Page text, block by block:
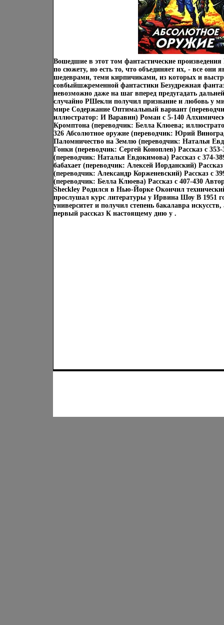
Вошедшие в этот том фантастические
по сюжету, но есть то, что объединяет их, - все они
шедеврами, теми кирпичиками, из которых и
совбыйшжременной фантастики Безудрежная
невозможно даже на шаг вперед предугадать
случайно РШекли получил признание и любовь у
мире Содержание Оптимальный вариант
иллюстратор: И Варавин) Роман c 5-140
Кромптона (переводчик: Белла Клюева;
326 Абсолютное оружие (переводчик: Юрий
Паломничество на Землю (переводчик: Наталья
Гонки (переводчик: Сергей Коноплев) Рассказ c
(переводчик: Наталья Евдокимова) Рассказ c 374-
бабахает (переводчик: Алексей Иорданский)
(переводчик: Александр Корженевский) Рассказ c
(переводчик: Белла Клюева) Рассказ c 407-430
Sheckley Родился в Нью-Йорке Окончил
прослушал курс литературы у Ирвина Шоу В 1951
университет и получил степень бакалавра
первый рассказ К настоящему дню у .